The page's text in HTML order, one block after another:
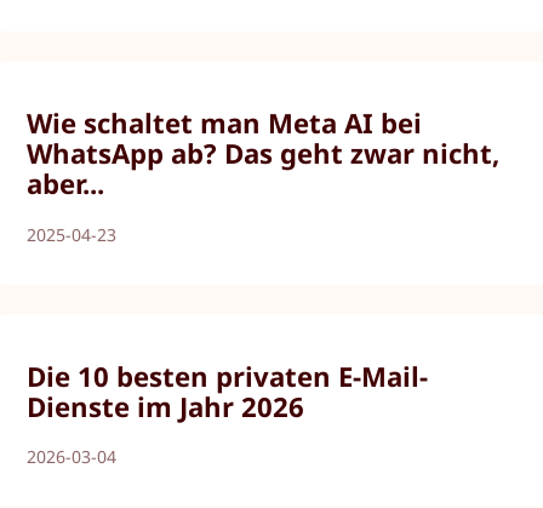
Wie schaltet man Meta AI bei
WhatsApp ab? Das geht zwar nicht,
aber...
2025-04-23
Die 10 besten privaten E-Mail-
Dienste im Jahr 2026
2026-03-04